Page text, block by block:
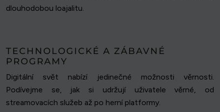
dlouhodobou loajalitu.
TECHNOLOGICKÉ A ZÁBAVNÉ
PROGRAMY
Digitální svět nabízí jedinečné možnosti věrnosti.
Podívejme se, jak si udržují uživatele věrné, od
streamovacích služeb až po herní platformy.